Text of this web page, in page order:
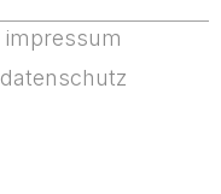
impressum
datenschutz